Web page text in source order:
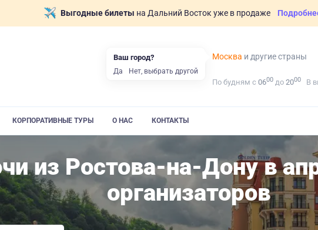
Выгодные билеты на Дальний Восток уже в продаже
Москва и другие страны
По будням с 0600 до 2000 В
КОРПОРАТИВНЫЕ ТУРЫ О НАС КОНТАКТЫ
из Ростова-на-Дону в
организаторов
Ваш город?
Да Нет, выбрать другой